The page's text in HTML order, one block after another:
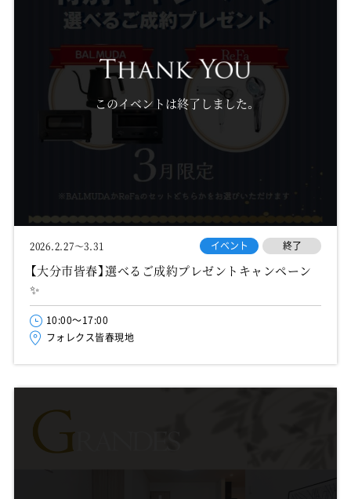
このイベントは終了しました。
2026.2.27～3.31 イベント 終了
【大分市皆春】選べるご成約プレゼントキャンペーン
✨
10:00～17:00
フォレクス皆春現地